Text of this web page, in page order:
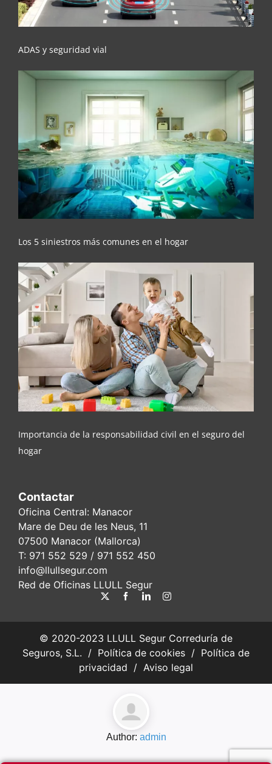
ADAS y seguridad vial
Los 5 siniestros más comunes en el hogar
Los 5 siniestros más comunes en el hogar
Importancia de la responsabilidad civil en el
seguro del hogar
Importancia de la responsabilidad civil en el seguro del
hogar
Contactar
Oficina Central: Manacor
Mare de Deu de les Neus, 11
07500 Manacor (Mallorca)
T: 971 552 529 / 971 552 450
info@llullsegur.com
Red de Oficinas LLULL Segur
© 2020-2023 LLULL Segur Correduría de
Seguros, S.L. / Política de cookies / Política de
privacidad / Aviso legal
Author: admin